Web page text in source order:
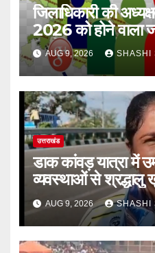
जिलाधिकारी की
2026 को होने वाला
स्थगित
AUG 9, 2026 SHASHI
उत्तराखंड
डाक कांवड़ यात्रा में
व्यवस्थाओं से श्रद्धालु
AUG 9, 2026 SHASHI